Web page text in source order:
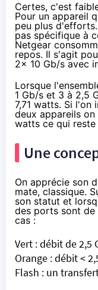
Certes, c'est
Pour un appareil
peu plus
pas spécifique à
Netgear
repos. Il s'agit
2x 10 Gb/s avec
Lorsque
1 Gb/s et 3 à 2,5
7,71 watts. Si l'on
deux appareils on
watts ce qui reste
Une
On apprécie son
mate, classique.
son statut et
des ports sont de
cas :
Vert : débit de 2,5
Orange : débit <
Flash : un